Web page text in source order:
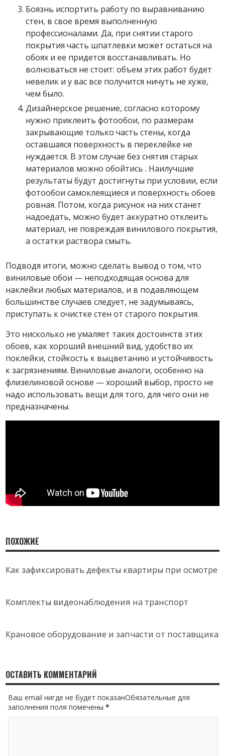
Боязнь испортить работу по выравниванию
стен, в свое время выполненную
профессионалами. Да, при снятии старого
покрытия часть шпатлевки может остаться на
обоях и ее придется восстанавливать. Но
волноваться не стоит: объем этих работ будет
невелик и у вас все получится ничуть не хуже,
чем было.
Дизайнерское решение, согласно которому
нужно приклеить фотообои, по размерам
закрывающие только часть стены, когда
оставшаяся поверхность в переклейке не
нуждается. В этом случае без снятия старых
материалов можнообойтись . Наилучшие
результаты будут достигнуты при условии, если
фотообои самоклеящиеся и поверхность обоев
ровная. Потом, когда рисунок на них станет
надоедать, можно будет аккуратно отклеить
материал, не повреждая винилового покрытия,
а остатки раствора смыть.
Подводя итоги, можно сделать вывод о том, что
виниловыеобои — неподходящая основа для
наклейки любых материалов, и в подавляющем
большинстве случаев следует, не задумываясь,
приступать к очистке стен от старого покрытия.
Это нисколько не умаляет таких достоинств этих
обоев, как хороший внешний вид, удобство их
поклейки, стойкость к выцветанию и устойчивость
к загрязнениям. Виниловые аналоги, особенно на
флизелиновой основе — хороший выбор, просто не
надо использовать вещи для того, для чего они не
предназначены.
ПОХОЖИЕ
Как зафиксировать дефекты квартиры при осмотре
Комплекты видеонаблюдения на транспорт
Крановое оборудование и запчасти от поставщика
ОСТАВИТЬ КОММЕНТАРИЙ
Ваш email нигде не будет показанОбязательные для
заполнения поля помечены*